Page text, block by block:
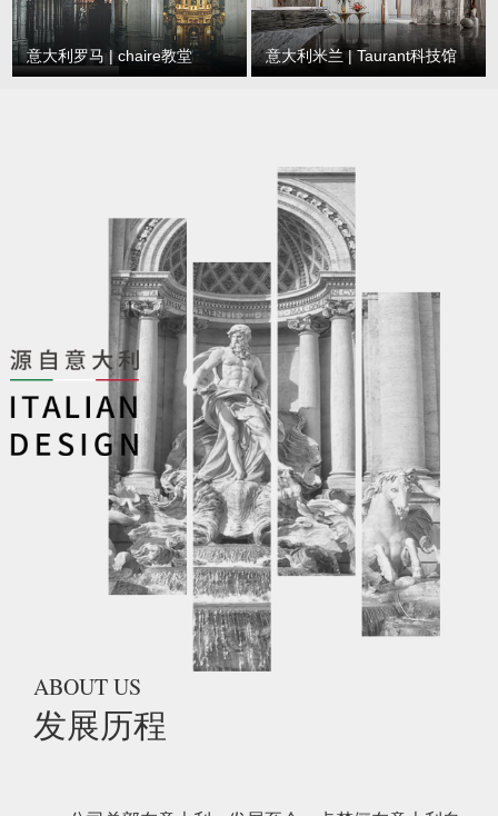
意大利罗马 | chaire教堂 意大利米兰 | Taurant科技馆
ABOUT US
发展历程